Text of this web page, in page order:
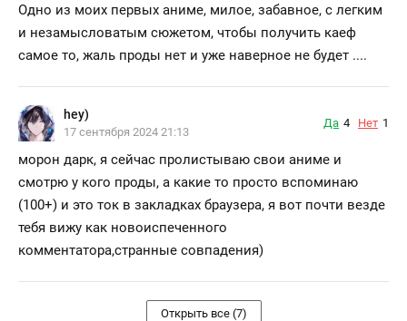
Одно из моих первых аниме, милое, забавное, с легким
и незамысловатым сюжетом, чтобы получить каеф
самое то, жаль проды нет и уже наверное не будет ....
hey)
17 сентября 2024 21:13
Да 4 Нет 1
морон дарк, я сейчас пролистываю свои аниме и
смотрю у кого проды, а какие то просто вспоминаю
(100+) и это ток в закладках браузера, я вот почти везде
тебя вижу как новоиспеченного
комментатора,странные совпадения)
Открыть все (7)